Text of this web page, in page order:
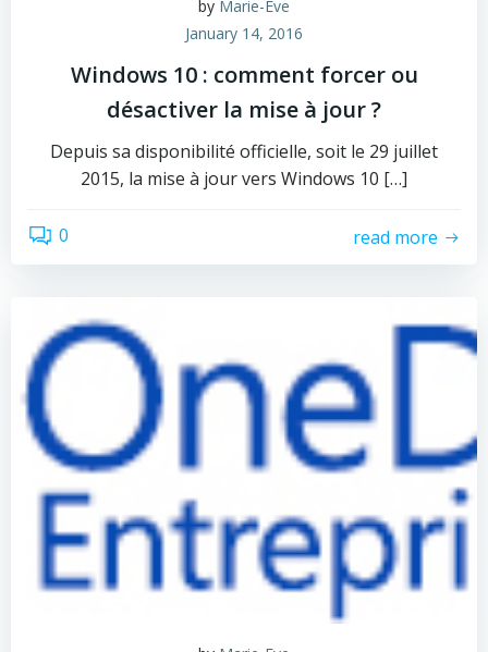
by Marie-Eve
January 14, 2016
Windows 10 : comment forcer ou
désactiver la mise à jour ?
Depuis sa disponibilité officielle, soit le 29 juillet
2015, la mise à jour vers Windows 10 […]
0 read more